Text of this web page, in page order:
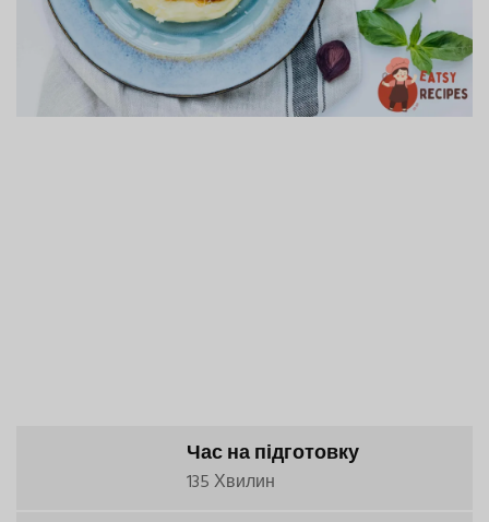
Час на підготовку
135 Хвилин